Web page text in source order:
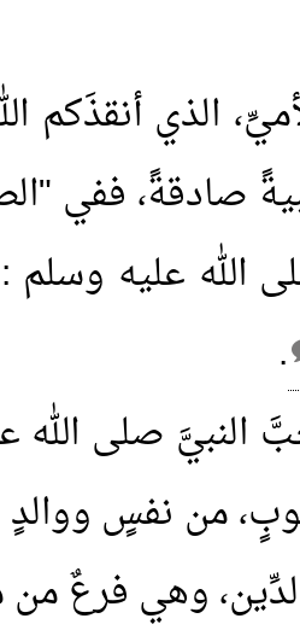
الذي أنقذَكم
صادقةً،
الله عليه
.
النبيَّ صلى الله
من نفسٍ
وهي فرعٌ من